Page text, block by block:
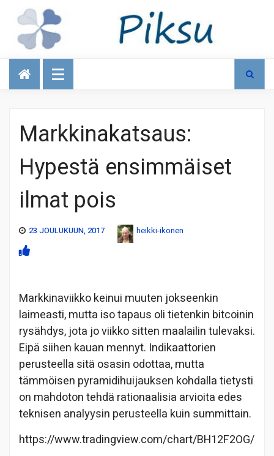
Talous
Markkinakatsaus:
Hypestä ensimmäiset
ilmat pois
23 JOULUKUUN, 2017 heikki-ikonen
Markkinaviikko keinui muuten jokseenkin
laimeasti, mutta iso tapaus oli tietenkin bitcoinin
rysähdys, jota jo viikko sitten maalailin tulevaksi.
Eipä siihen kauan mennyt. Indikaattorien
perusteella sitä osasin odottaa, mutta
tämmöisen pyramidihuijauksen kohdalla tietysti
on mahdoton tehdä rationaalisia arvioita edes
teknisen analyysin perusteella kuin summittain.
https://www.tradingview.com/chart/BH12F2OG/